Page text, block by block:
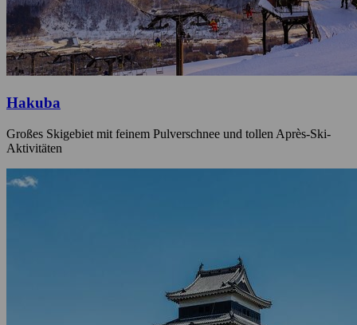
Hakuba
Großes Skigebiet mit feinem Pulverschnee und tollen Après-Ski-
Aktivitäten